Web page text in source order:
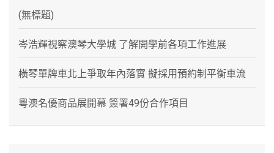
(無標題)
岑浩輝視察澳琴大學城 了解開學前各項工作進展
橫琴單牌車北上爭取年內落實 擬採用預約制平衡車流
粵澳名優商品展開幕 簽署49份合作項目